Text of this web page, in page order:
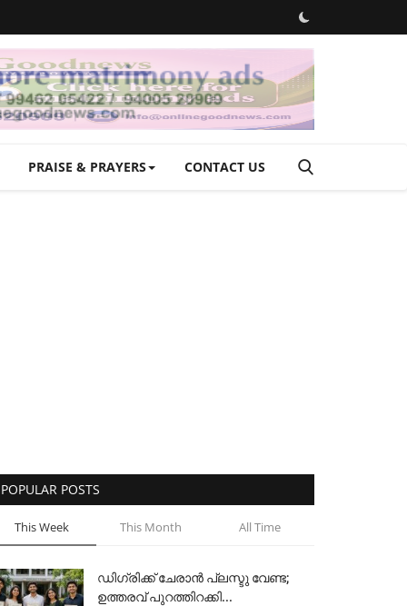
PRAISE & PRAYERS CONTACT US
POPULAR POSTS
This Week This Month All Time
ഡിഗ്രിക്ക് ചേരാന്‍ പ്ലസ്ടു വേണ്ട;
ഉത്തരവ് പുറത്തിറക്കി...